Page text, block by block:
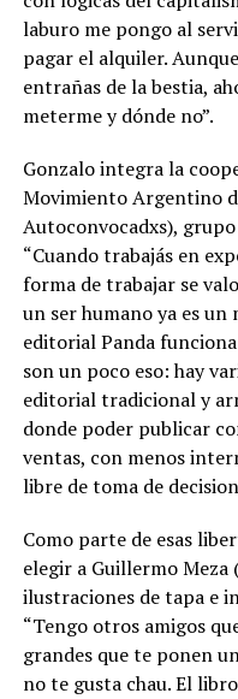
laburo me pongo al
pagar el alquiler.
entrañas de la bestia,
meterme y dónde no”.
Gonzalo integra la
Movimiento Argentino
Autoconvocadxs),
“Cuando trabajás en
forma de trabajar se
un ser humano ya es
editorial Panda
son un poco eso: hay
editorial tradicional y
donde poder publicar
ventas, con menos
libre de toma de
Como parte de esas
elegir a Guillermo
ilustraciones de tapa e
“Tengo otros amigos
grandes que te ponen
no te gusta chau. El